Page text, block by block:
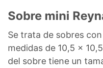
Sobre mini
Se trata de sobres
medidas de 10,5 x
del sobre tiene un